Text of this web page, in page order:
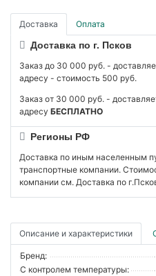
Доставка Оплата
Доставка по г. Псков
Заказ до 30 000 руб. -
адресу - стоимость 500 руб.
Заказ от 30 000 руб. -
адресу БЕСПЛАТНО
Регионы РФ
Доставка по иным населенным
транспортные компании.
компании см. Доставка по
Описание и характеристики
Бренд:
С контролем температуры: